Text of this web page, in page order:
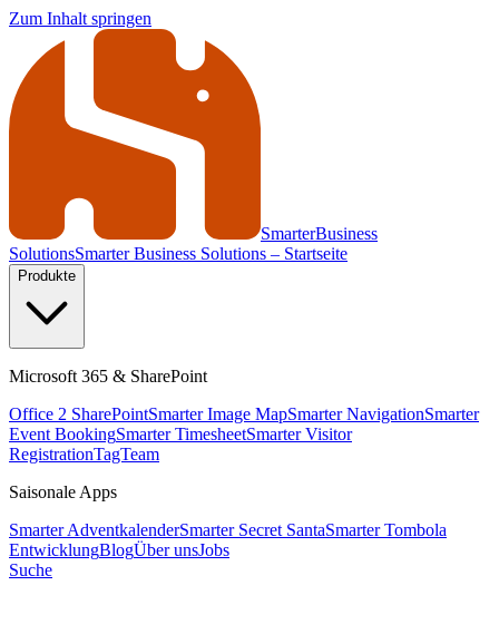
Zum Inhalt springen
SmarterBusiness
SolutionsSmarter Business Solutions – Startseite
Produkte
Microsoft 365 & SharePoint
Office 2 SharePointSmarter Image MapSmarter NavigationSmarter
Event BookingSmarter TimesheetSmarter Visitor
RegistrationTagTeam
Saisonale Apps
Smarter AdventkalenderSmarter Secret SantaSmarter Tombola
EntwicklungBlogÜber unsJobs
Suche